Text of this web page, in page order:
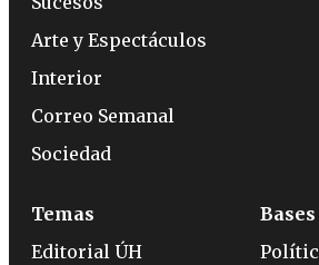
Arte y Espectáculos
Interior
Correo Semanal
Sociedad
Temas
Editorial ÚH